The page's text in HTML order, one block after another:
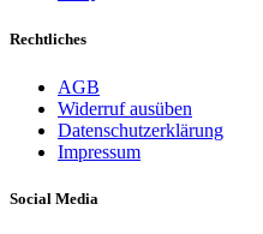
Rechtliches
AGB
Widerruf ausüben
Datenschutzerklärung
Impressum
Social Media